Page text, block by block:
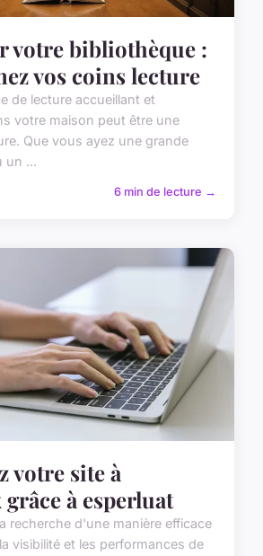
votre bibliothèque :
vos coins lecture
de lecture accueillant et
votre maison peut être une
Que vous ayez une grande
un ...
6 min de lecture →
votre site à
à esperluat
recherche d'une manière efficace
visibilité et les performances de